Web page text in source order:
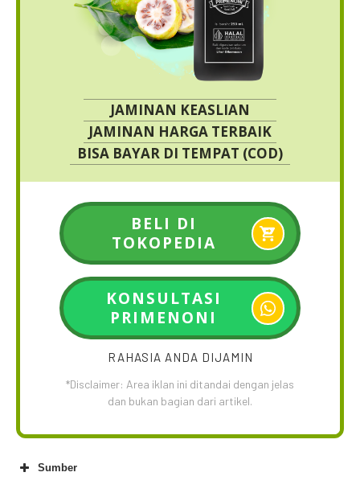
JAMINAN KEASLIAN
JAMINAN HARGA TERBAIK
BISA BAYAR DI TEMPAT (COD)
BELI DI
TOKOPEDIA
KONSULTASI
PRIMENONI
RAHASIA ANDA DIJAMIN
*Disclaimer: Area iklan ini ditandai dengan jelas
dan bukan bagian dari artikel.
Sumber